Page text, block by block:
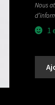
Nous
1